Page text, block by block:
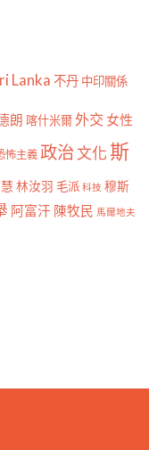
Lanka 不丹 中印關係
朗 喀什米爾外交 女性
怖主義 政治文化斯
林汝羽 毛派 科技 穆斯
阿富汗 陳牧民 馬爾地夫